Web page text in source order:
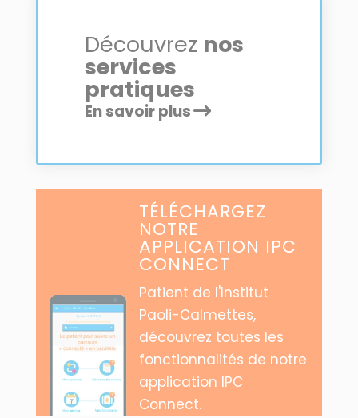
Découvrez nos
services
pratiques
En savoir plus
TÉLÉCHARGEZ
NOTRE
APPLICATION IPC
CONNECT
Patient de l'Institut
Paoli-Calmettes,
découvrez toutes les
fonctionnalités de notre
application IPC
Connect.